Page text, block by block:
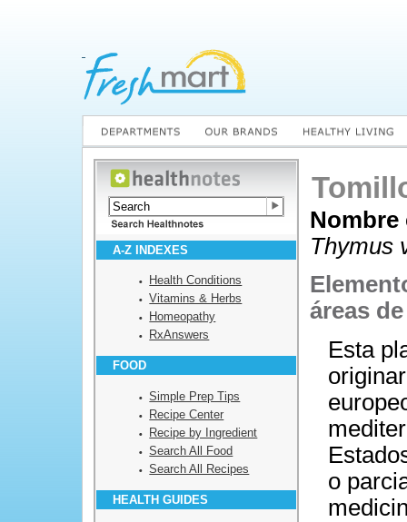
A-Z INDEXES
Health Conditions
Vitamins & Herbs
Homeopathy
RxAnswers
FOOD
Simple Prep Tips
Recipe Center
Recipe by Ingredient
Search All Food
Search All Recipes
HEALTH GUIDES
Thymus
áreas
Esta
o